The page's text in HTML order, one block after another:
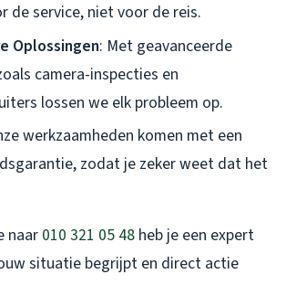
de service, niet voor de reis.
Oplossingen: Met geavanceerde
camera-inspecties en
lossen we elk probleem op.
werkzaamheden komen met een
zodat je zeker weet dat het
naar 010 321 05 48 heb je een expert
situatie begrijpt en direct actie